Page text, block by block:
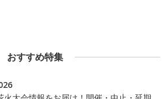
おすすめ特集